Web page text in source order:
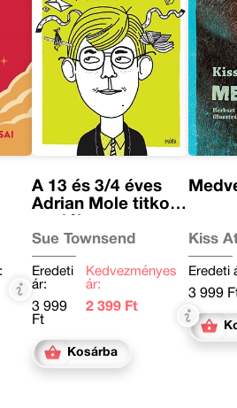
A 13 és 3/4 éves
Adrian Mole titkos
Sue Townsend
Eredeti
ár:
3 999
Ft
Kedvezményes
ár:
2 399 Ft
Kosárba
Kiss
Eredeti
3 999